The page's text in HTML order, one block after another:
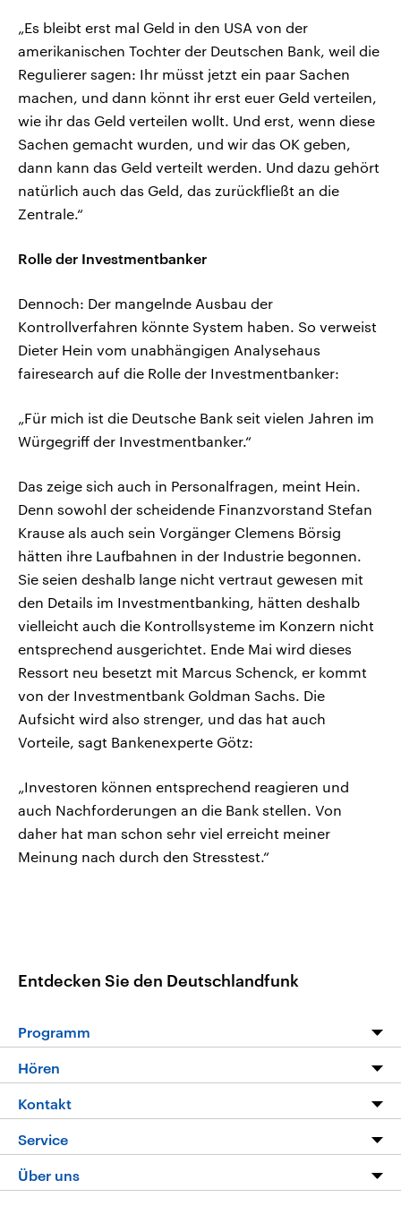
„Es bleibt erst mal Geld in den USA von der
amerikanischen Tochter der Deutschen Bank, weil die
Regulierer sagen: Ihr müsst jetzt ein paar Sachen
machen, und dann könnt ihr erst euer Geld verteilen,
wie ihr das Geld verteilen wollt. Und erst, wenn diese
Sachen gemacht wurden, und wir das OK geben,
dann kann das Geld verteilt werden. Und dazu gehört
natürlich auch das Geld, das zurückfließt an die
Zentrale.“
Rolle der Investmentbanker
Dennoch: Der mangelnde Ausbau der
Kontrollverfahren könnte System haben. So verweist
Dieter Hein vom unabhängigen Analysehaus
fairesearch auf die Rolle der Investmentbanker:
„Für mich ist die Deutsche Bank seit vielen Jahren im
Würgegriff der Investmentbanker.“
Das zeige sich auch in Personalfragen, meint Hein.
Denn sowohl der scheidende Finanzvorstand Stefan
Krause als auch sein Vorgänger Clemens Börsig
hätten ihre Laufbahnen in der Industrie begonnen.
Sie seien deshalb lange nicht vertraut gewesen mit
den Details im Investmentbanking, hätten deshalb
vielleicht auch die Kontrollsysteme im Konzern nicht
entsprechend ausgerichtet. Ende Mai wird dieses
Ressort neu besetzt mit Marcus Schenck, er kommt
von der Investmentbank Goldman Sachs. Die
Aufsicht wird also strenger, und das hat auch
Vorteile, sagt Bankenexperte Götz:
„Investoren können entsprechend reagieren und
auch Nachforderungen an die Bank stellen. Von
daher hat man schon sehr viel erreicht meiner
Meinung nach durch den Stresstest.“
Entdecken Sie den Deutschlandfunk
Programm
Programm
Die Nachrichten
Nachrichtenleicht
Neue Beiträge auf dlf.de
Hören
Livestream
Podcasts
Deutschlandfunk App
Kontakt
Hörerservice
Service
FAQ
Über uns